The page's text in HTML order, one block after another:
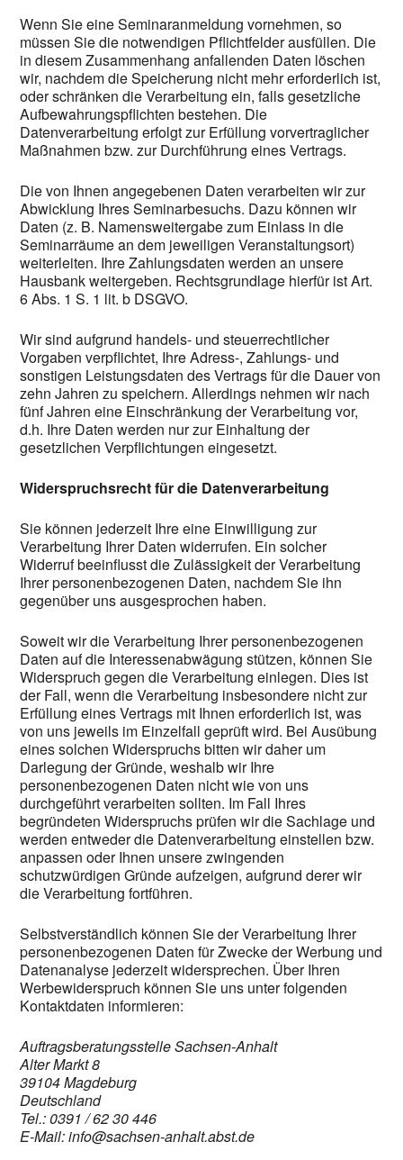
Wenn Sie eine Seminaranmeldung vornehmen, so
müssen Sie die notwendigen Pflichtfelder ausfüllen. Die
in diesem Zusammenhang anfallenden Daten löschen
wir, nachdem die Speicherung nicht mehr erforderlich ist,
oder schränken die Verarbeitung ein, falls gesetzliche
Aufbewahrungspflichten bestehen. Die
Datenverarbeitung erfolgt zur Erfüllung vorvertraglicher
Maßnahmen bzw. zur Durchführung eines Vertrags.
Die von Ihnen angegebenen Daten verarbeiten wir zur
Abwicklung Ihres Seminarbesuchs. Dazu können wir
Daten (z. B. Namensweitergabe zum Einlass in die
Seminarräume an dem jeweiligen Veranstaltungsort)
weiterleiten. Ihre Zahlungsdaten werden an unsere
Hausbank weitergeben. Rechtsgrundlage hierfür ist Art.
6 Abs. 1 S. 1 lit. b DSGVO.
Wir sind aufgrund handels- und steuerrechtlicher
Vorgaben verpflichtet, Ihre Adress-, Zahlungs- und
sonstigen Leistungsdaten des Vertrags für die Dauer von
zehn Jahren zu speichern. Allerdings nehmen wir nach
fünf Jahren eine Einschränkung der Verarbeitung vor,
d.h. Ihre Daten werden nur zur Einhaltung der
gesetzlichen Verpflichtungen eingesetzt.
Widerspruchsrecht für die Datenverarbeitung
Sie können jederzeit Ihre eine Einwilligung zur
Verarbeitung Ihrer Daten widerrufen. Ein solcher
Widerruf beeinflusst die Zulässigkeit der Verarbeitung
Ihrer personenbezogenen Daten, nachdem Sie ihn
gegenüber uns ausgesprochen haben.
Soweit wir die Verarbeitung Ihrer personenbezogenen
Daten auf die Interessenabwägung stützen, können Sie
Widerspruch gegen die Verarbeitung einlegen. Dies ist
der Fall, wenn die Verarbeitung insbesondere nicht zur
Erfüllung eines Vertrags mit Ihnen erforderlich ist, was
von uns jeweils im Einzelfall geprüft wird. Bei Ausübung
eines solchen Widerspruchs bitten wir daher um
Darlegung der Gründe, weshalb wir Ihre
personenbezogenen Daten nicht wie von uns
durchgeführt verarbeiten sollten. Im Fall Ihres
begründeten Widerspruchs prüfen wir die Sachlage und
werden entweder die Datenverarbeitung einstellen bzw.
anpassen oder Ihnen unsere zwingenden
schutzwürdigen Gründe aufzeigen, aufgrund derer wir
die Verarbeitung fortführen.
Selbstverständlich können Sie der Verarbeitung Ihrer
personenbezogenen Daten für Zwecke der Werbung und
Datenanalyse jederzeit widersprechen. Über Ihren
Werbewiderspruch können Sie uns unter folgenden
Kontaktdaten informieren:
Auftragsberatungsstelle Sachsen-Anhalt
Alter Markt 8
39104 Magdeburg
Deutschland
Tel.: 0391 / 62 30 446
E-Mail: info@sachsen-anhalt.abst.de